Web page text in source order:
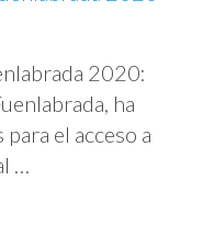
2020:
ha
el acceso a
…